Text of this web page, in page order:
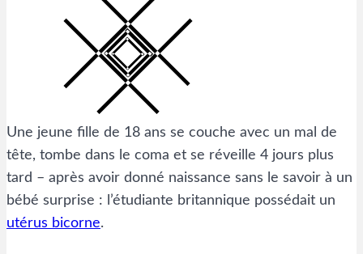
Une jeune fille de 18 ans se couche avec un mal de
tête, tombe dans le coma et se réveille 4 jours plus
tard – après avoir donné naissance sans le savoir à un
bébé surprise : l’étudiante britannique possédait un
utérus bicorne.